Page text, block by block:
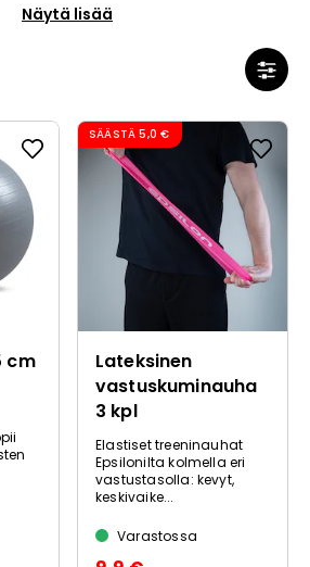
Yhdistä mattoihin, vapaisiin
vastustasot, mitat ja
vertailua varten.
Näytä lisää
cm
SÄÄSTÄ 5,0 €
Lateksinen
vastuskuminauha
3 kpl
Elastiset treeninauhat
Epsilonilta kolmella eri
vastustasolla: kevyt,
keskivaike...
Varastossa